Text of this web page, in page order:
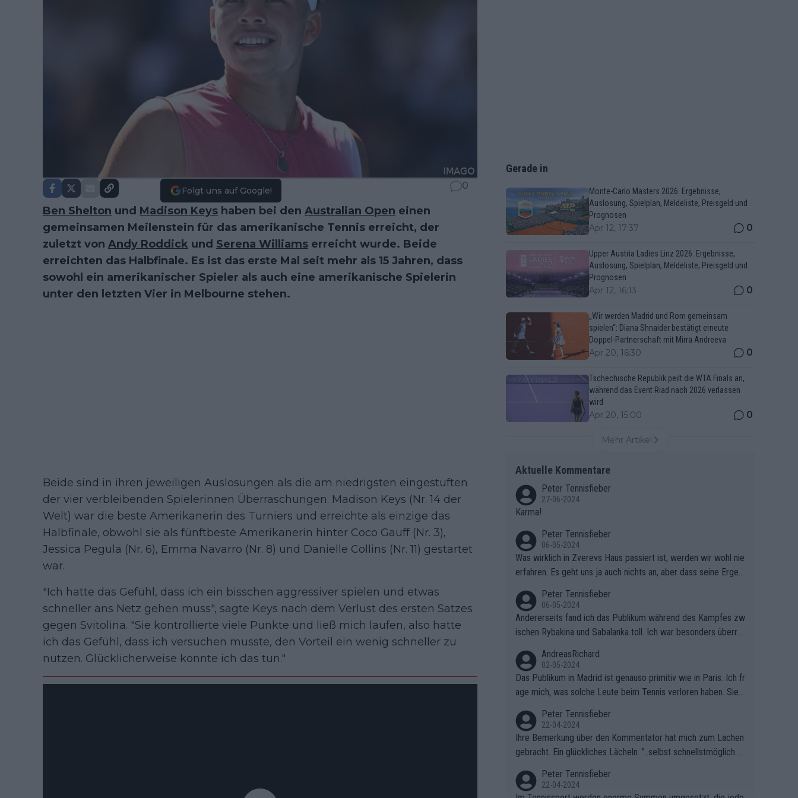
Folgt uns auf Google! 0
Ben Shelton und Madison Keys haben bei den Australian Open einen
gemeinsamen Meilenstein für das amerikanische Tennis erreicht, der
zuletzt von Andy Roddick und Serena Williams erreicht wurde. Beide
erreichten das Halbfinale. Es ist das erste Mal seit mehr als 15 Jahren, dass
sowohl ein amerikanischer Spieler als auch eine amerikanische Spielerin
unter den letzten Vier in Melbourne stehen.
Beide sind in ihren jeweiligen Auslosungen als die am niedrigsten eingestuften
der vier verbleibenden Spielerinnen Überraschungen. Madison Keys (Nr. 14 der
Welt) war die beste Amerikanerin des Turniers und erreichte als einzige das
Halbfinale, obwohl sie als fünftbeste Amerikanerin hinter Coco Gauff (Nr. 3),
Jessica Pegula (Nr. 6), Emma Navarro (Nr. 8) und Danielle Collins (Nr. 11) gestartet
war.
"Ich hatte das Gefühl, dass ich ein bisschen aggressiver spielen und etwas
schneller ans Netz gehen muss", sagte Keys nach dem Verlust des ersten Satzes
gegen Svitolina. "Sie kontrollierte viele Punkte und ließ mich laufen, also hatte
ich das Gefühl, dass ich versuchen musste, den Vorteil ein wenig schneller zu
nutzen. Glücklicherweise konnte ich das tun."
Gerade in
Monte-Carlo Masters 2026: Ergebnisse,
Auslosung, Spielplan, Meldeliste, Preisgeld und
Prognosen
Apr 12, 17:37 0
Upper Austria Ladies Linz 2026: Ergebnisse,
Auslosung, Spielplan, Meldeliste, Preisgeld und
Prognosen
Apr 12, 16:13 0
„Wir werden Madrid und Rom gemeinsam
spielen“: Diana Shnaider bestätigt erneute
Doppel-Partnerschaft mit Mirra Andreeva
Apr 20, 16:30 0
Tschechische Republik peilt die WTA Finals an,
während das Event Riad nach 2026 verlassen
wird
Apr 20, 15:00 0
Mehr Artikel
Aktuelle Kommentare
Peter Tennisfieber
27-06-2024
Karma!
Peter Tennisfieber
06-05-2024
Was wirklich in Zverevs Haus passiert ist, werden wir wohl nie
erfahren. Es geht uns ja auch nichts an, aber dass seine Ergeb
Peter Tennisfieber
06-05-2024
Andererseits fand ich das Publikum während des Kampfes zw
ischen Rybakina und Sabalanka toll. Ich war besonders überras
AndreasRichard
02-05-2024
Das Publikum in Madrid ist genauso primitiv wie in Paris. Ich fr
age mich, was solche Leute beim Tennis verloren haben. Sie s
ben.
Peter Tennisfieber
22-04-2024
Ihre Bemerkung über den Kommentator hat mich zum Lachen
gebracht. Ein glückliches Lächeln. "..selbst schnellstmöglich na
Peter Tennisfieber
22-04-2024